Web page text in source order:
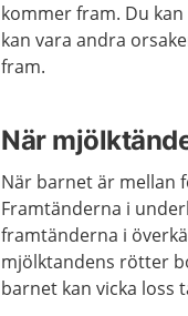
kommer fram. Du
kan vara andra
fram.
När
När barnet är mellan
Framtänderna i
framtänderna i
mjölktandens rötter
barnet kan vicka loss